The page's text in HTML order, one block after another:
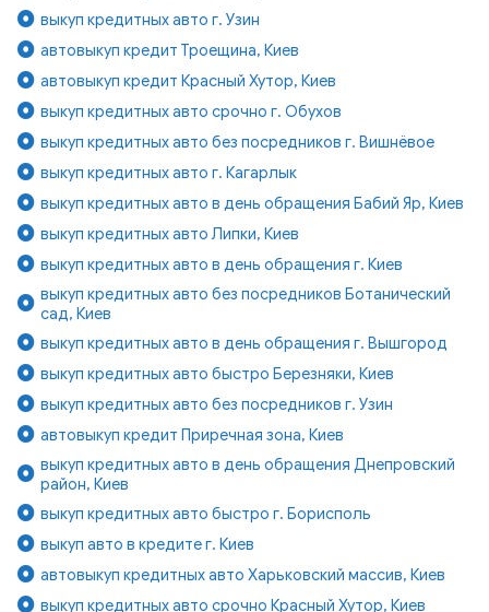
выкуп кредитных авто г. Узин
автовыкуп кредит Троещина, Киев
автовыкуп кредит Красный Хутор, Киев
выкуп кредитных авто срочно г. Обухов
выкуп кредитных авто без посредников г. Вишнёвое
выкуп кредитных авто г. Кагарлык
выкуп кредитных авто в день обращения Бабий Яр, Киев
выкуп кредитных авто Липки, Киев
выкуп кредитных авто в день обращения г. Киев
выкуп кредитных авто без посредников Ботанический
сад, Киев
выкуп кредитных авто в день обращения г. Вышгород
выкуп кредитных авто быстро Березняки, Киев
выкуп кредитных авто без посредников г. Узин
автовыкуп кредит Приречная зона, Киев
выкуп кредитных авто в день обращения Днепровский
район, Киев
выкуп кредитных авто быстро г. Борисполь
выкуп авто в кредите г. Киев
автовыкуп кредитных авто Харьковский массив, Киев
выкуп кредитных авто срочно Красный Хутор, Киев